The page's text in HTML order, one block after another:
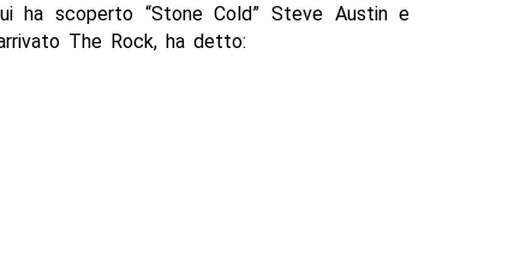
ha scoperto “Stone Cold” Steve Austin e
The Rock, ha detto: